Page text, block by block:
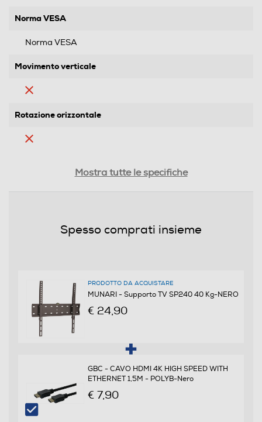
Norma VESA
Norma VESA
Movimento verticale
Rotazione orizzontale
Ruote per lo spostamento
Dimensione max pollici
60
Mostra tutte le specifiche
Spesso comprati insieme
PRODOTTO DA ACQUISTARE
MUNARI - Supporto TV SP240 40 Kg-NERO
€ 24,90
GBC - CAVO HDMI 4K HIGH SPEED WITH
ETHERNET 1,5M - POLYB-Nero
€ 7,90